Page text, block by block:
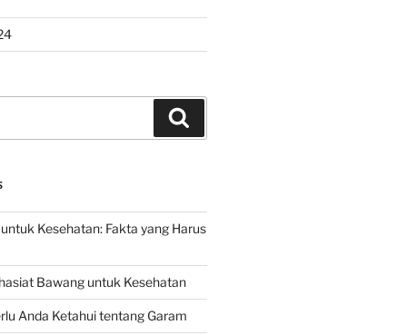
Kesehatan: Fakta yang Harus
Bawang untuk Kesehatan
Anda Ketahui tentang Garam